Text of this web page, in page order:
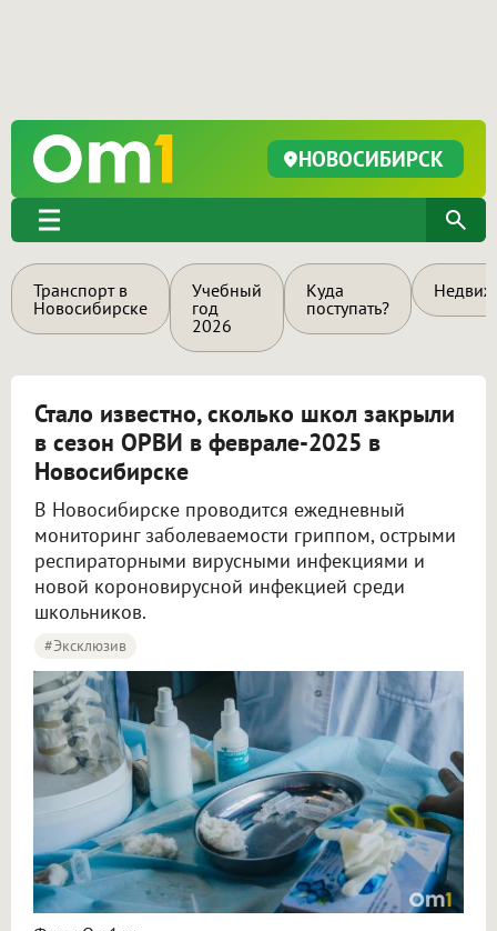
НОВОСИБИРСК
Транспорт в
Новосибирске
Учебный
год
2026
Куда
поступать?
Стало известно, сколько школ закрыли
в сезон ОРВИ в феврале-2025 в
Новосибирске
В Новосибирске проводится ежедневный
мониторинг заболеваемости гриппом, острыми
респираторными вирусными инфекциями и
новой короновирусной инфекцией среди
школьников.
#эксклюзив